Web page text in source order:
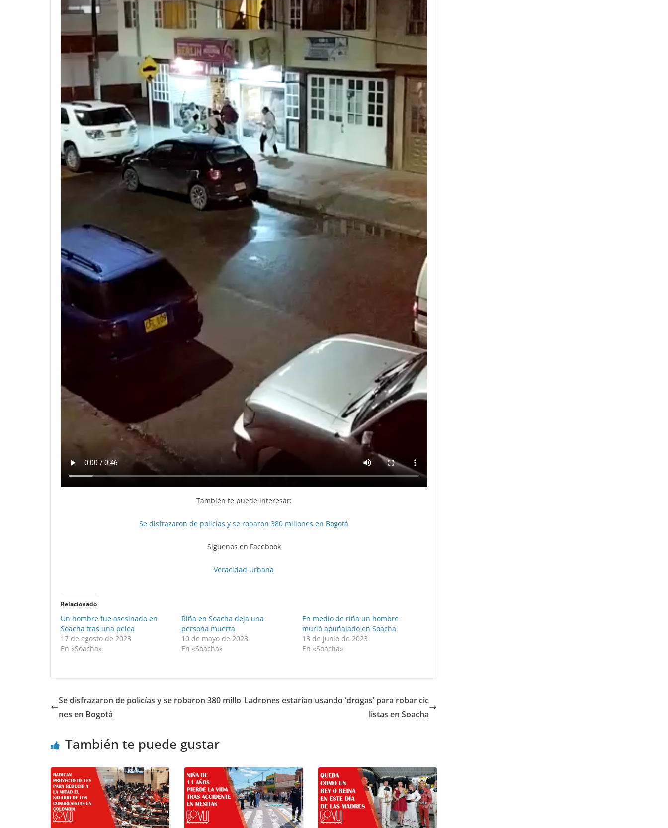
También te puede interesar:
Se disfrazaron de policías y se robaron 380 millones en Bogotá
Síguenos en Facebook
Veracidad Urbana
Relacionado
Un hombre fue asesinado en
Soacha tras una pelea
17 de agosto de 2023
En «Soacha»
Riña en Soacha deja una
persona muerta
10 de mayo de 2023
En «Soacha»
En medio de riña un hombre
murió apuñalado en Soacha
13 de junio de 2023
En «Soacha»
Se disfrazaron de policías y se robaron 380 millo
nes en Bogotá
Ladrones estarían usando ‘drogas’ para robar cic
listas en Soacha
También te puede gustar